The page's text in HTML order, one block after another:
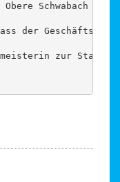
Obere Schwabach
der
zur